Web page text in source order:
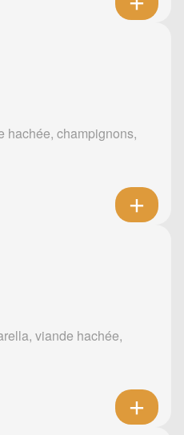
hachée, champignons,
viande hachée,